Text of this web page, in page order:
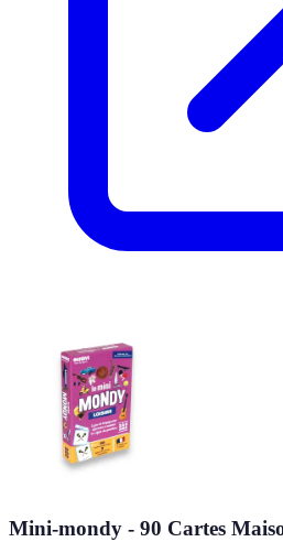
Mini-mondy - 90 Cartes